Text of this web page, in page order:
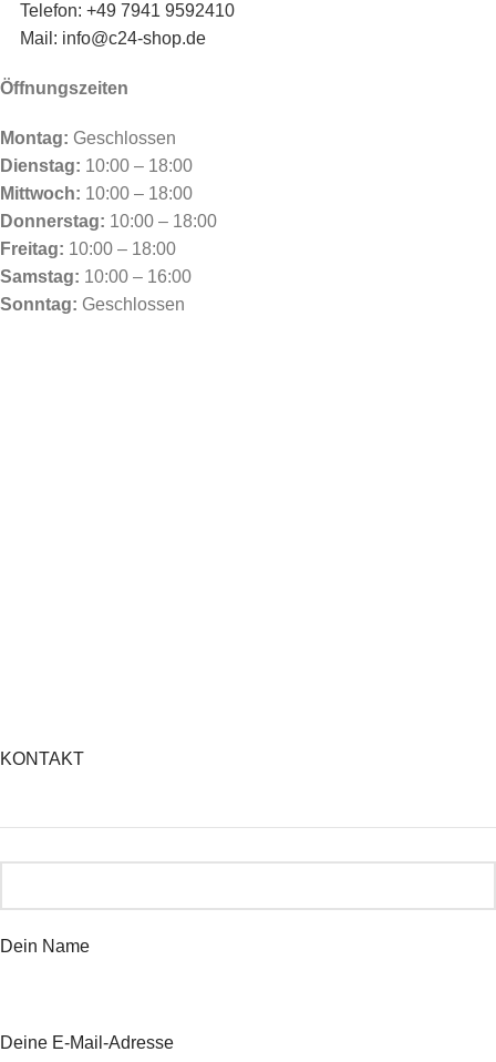
Telefon: +49 7941 9592410
Mail: info@c24-shop.de
Öffnungszeiten
Montag: Geschlossen
Dienstag: 10:00 – 18:00
Mittwoch: 10:00 – 18:00
Donnerstag: 10:00 – 18:00
Freitag: 10:00 – 18:00
Samstag: 10:00 – 16:00
Sonntag: Geschlossen
KONTAKT
Dein Name
Deine E-Mail-Adresse